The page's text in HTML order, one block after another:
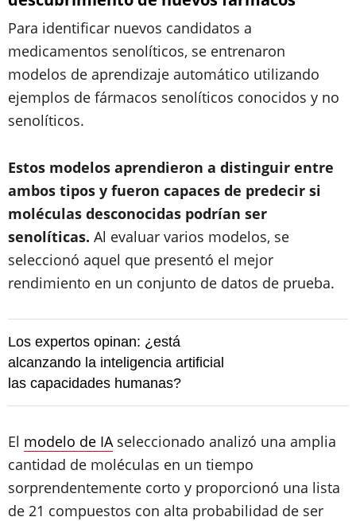
Para identificar nuevos candidatos a
medicamentos senolíticos, se entrenaron
modelos de aprendizaje automático utilizando
ejemplos de fármacos senolíticos conocidos y no
senolíticos.
Estos modelos aprendieron a distinguir entre
ambos tipos y fueron capaces de predecir si
moléculas desconocidas podrían ser
senolíticas. Al evaluar varios modelos, se
seleccionó aquel que presentó el mejor
rendimiento en un conjunto de datos de prueba.
Los expertos opinan: ¿está
alcanzando la inteligencia artificial
las capacidades humanas?
El modelo de IA seleccionado analizó una amplia
cantidad de moléculas en un tiempo
sorprendentemente corto y proporcionó una lista
de 21 compuestos con alta probabilidad de ser